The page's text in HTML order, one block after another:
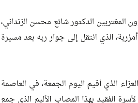
الدكتور شائع محسن الزنداني،
الذي انتقل إلى جوار ربه بعد مسيرة
الذي أقيم اليوم الجمعة، في العاصمة
الفقيد بهذا المصاب الأليم الذي جمع